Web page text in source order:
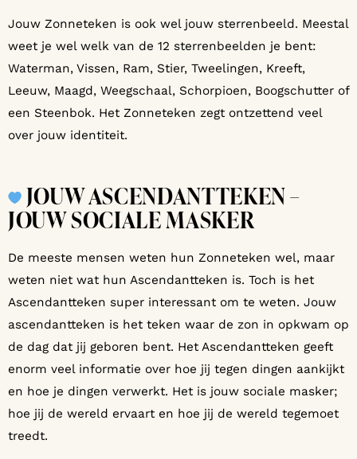
Jouw Zonneteken is ook wel jouw sterrenbeeld. Meestal
weet je wel welk van de 12 sterrenbeelden je bent:
Waterman, Vissen, Ram, Stier, Tweelingen, Kreeft,
Leeuw, Maagd, Weegschaal, Schorpioen, Boogschutter of
een Steenbok. Het Zonneteken zegt ontzettend veel
over jouw identiteit.
JOUW ASCENDANTTEKEN –
JOUW SOCIALE MASKER
De meeste mensen weten hun Zonneteken wel, maar
weten niet wat hun Ascendantteken is. Toch is het
Ascendantteken super interessant om te weten. Jouw
ascendantteken is het teken waar de zon in opkwam op
de dag dat jij geboren bent. Het Ascendantteken geeft
enorm veel informatie over hoe jij tegen dingen aankijkt
en hoe je dingen verwerkt. Het is jouw sociale masker;
hoe jij de wereld ervaart en hoe jij de wereld tegemoet
treedt.